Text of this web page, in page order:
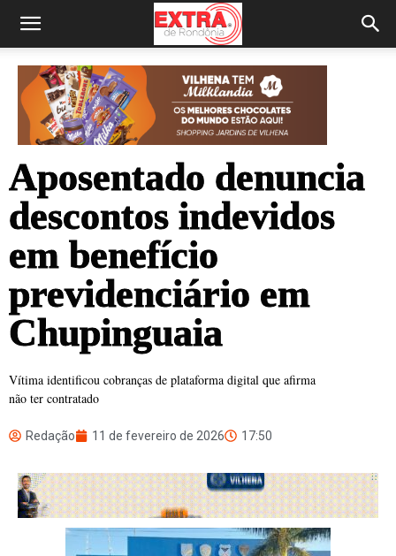
Aposentado denuncia
descontos indevidos
em benefício
previdenciário em
Chupinguaia
Vítima identificou cobranças de plataforma digital que afirma
não ter contratado
Redação 11 de fevereiro de 2026 17:50